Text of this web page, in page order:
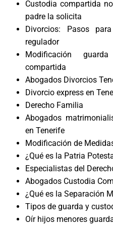
Custodia compartida
padre la solicita
Divorcios: Pasos
regulador
Modificación
compartida
Abogados Divorcios
Divorcio express en
Derecho Familia
Abogados
en Tenerife
Modificación de
¿Qué es la Patria
Especialistas del
Abogados Custodia
¿Qué es la Separación
Tipos de guarda y
Oír hijos menores